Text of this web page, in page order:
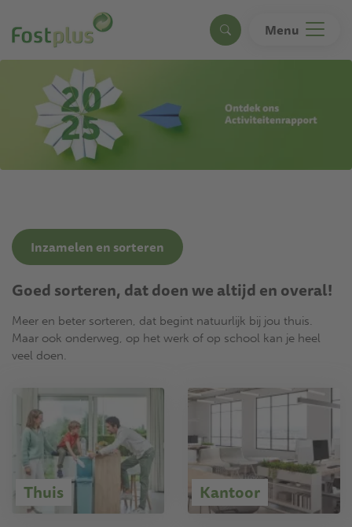
en
naar
de
Search Menu
Inzamelen en sorteren
Goed sorteren, dat doen we altijd en overal!
Meer en beter sorteren, dat begint natuurlijk bij jou thuis.
Maar ook onderweg, op het werk of op school kan je heel
veel doen.
Thuis Kantoor